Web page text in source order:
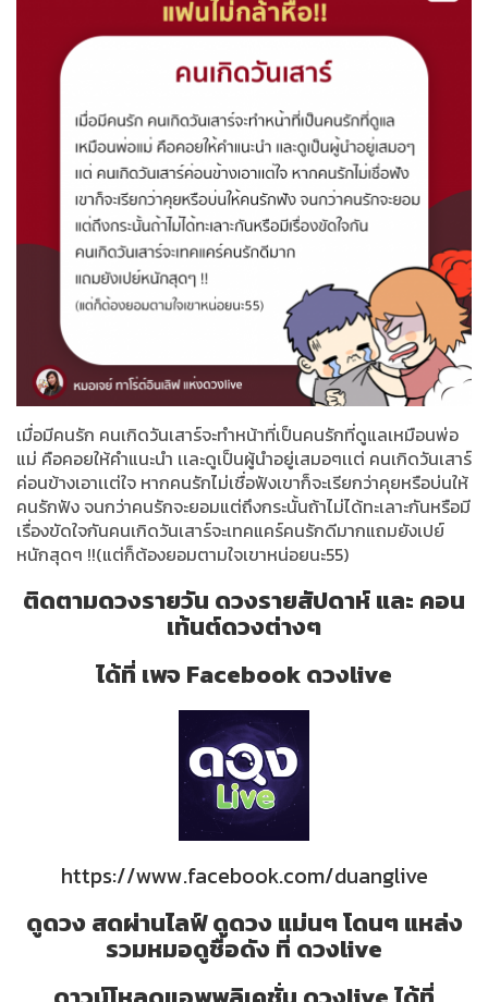
เมื่อมีคนรัก คนเกิดวันเสาร์จะทำหน้าที่เป็นคนรักที่ดูแลเหมือนพ่อ
แม่ คือคอยให้คำแนะนำ เเละดูเป็นผู้นำอยู่เสมอๆเเต่ คนเกิดวันเสาร์
ค่อนข้างเอาเเต่ใจ หากคนรักไม่เชื่อฟังเขาก็จะเรียกว่าคุยหรือบ่นให้
คนรักฟัง จนกว่าคนรักจะยอมแต่ถึงกระนั้นถ้าไม่ได้ทะเลาะกันหรือมี
เรื่องขัดใจกันคนเกิดวันเสาร์จะเทคแคร์คนรักดีมากแถมยังเปย์
หนักสุดๆ !!(แต่ก็ต้องยอมตามใจเขาหน่อยนะ55)
ติดตามดวงรายวัน ดวงรายสัปดาห์ และ คอน
เท้นต์ดวงต่างๆ
ได้ที่ เพจ Facebook ดวงlive
https://www.facebook.com/duanglive
ดูดวง สดผ่านไลฟ์ ดูดวง แม่นๆ โดนๆ แหล่ง
รวมหมอดูชื่อดัง ที่ ดวงlive